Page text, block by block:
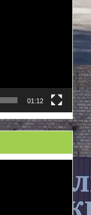
01:12